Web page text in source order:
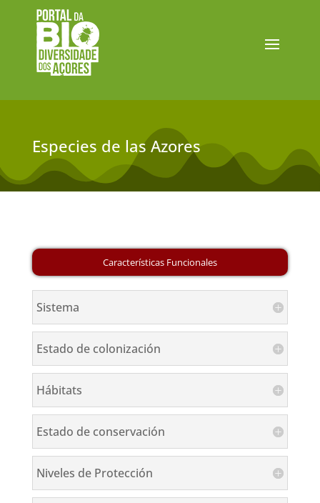
Especies de las Azores
Sistema
Estado de colonización
Hábitats
Estado de conservación
Niveles de Protección